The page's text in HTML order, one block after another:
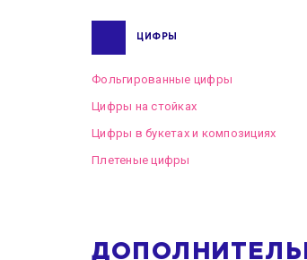
ЦИФРЫ
Фольгированные цифры
Цифры на стойках
Цифры в букетах и композициях
Плетеные цифры